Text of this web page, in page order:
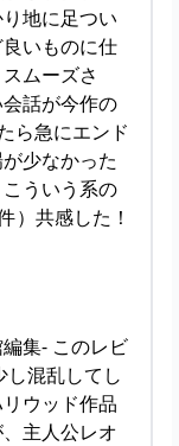
地に足つい
いものに仕
ムーズさ
話が今作の
ら急にエンド
少なかった
ういう系の
）共感した！
集- このレビ
混乱してし
ウッド作品
主人公レオ